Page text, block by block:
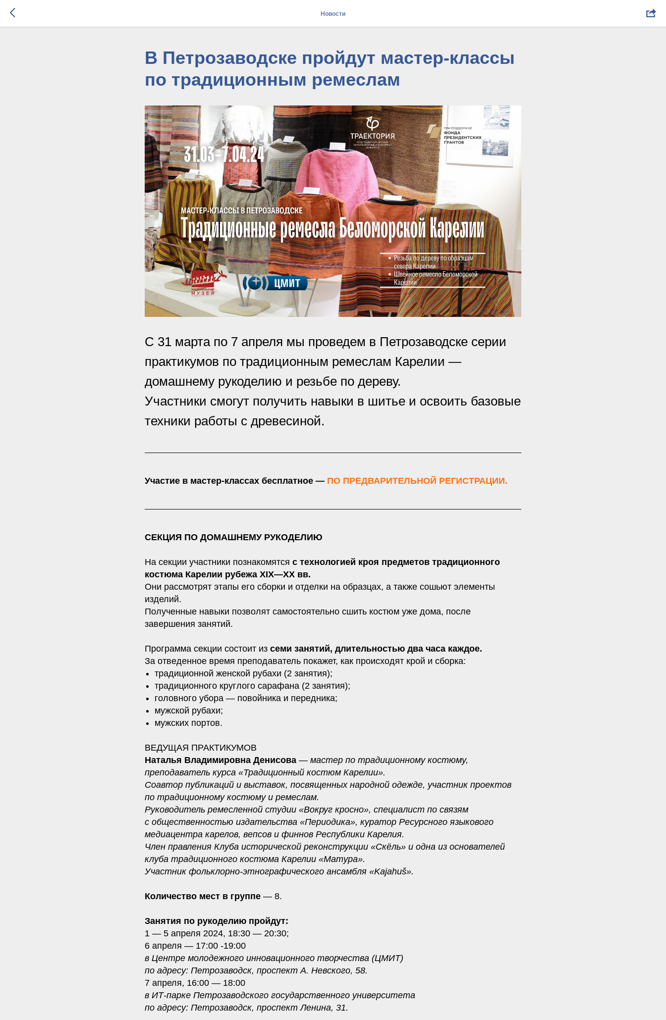
Новости
В Петрозаводске пройдут мастер-классы
по традиционным ремеслам
С 31 марта по 7 апреля мы проведем в Петрозаводске серии
практикумов по традиционным ремеслам Карелии —
домашнему рукоделию и резьбе по дереву.
Участники смогут получить навыки в шитье и освоить базовые
техники работы с древесиной.
Участие в мастер-классах бесплатное — ПО ПРЕДВАРИТЕЛЬНОЙ РЕГИСТРАЦИИ.
СЕКЦИЯ ПО ДОМАШНЕМУ РУКОДЕЛИЮ
На секции участники познакомятся с технологией кроя предметов традиционного
костюма Карелии рубежа XIX—XX вв.
Они рассмотрят этапы его сборки и отделки на образцах, а также сошьют элементы
изделий.
Полученные навыки позволят самостоятельно сшить костюм уже дома, после
завершения занятий.
Программа секции состоит из семи занятий, длительностью два часа каждое.
За отведенное время преподаватель покажет, как происходят крой и сборка:
традиционной женской рубахи (2 занятия);
традиционного круглого сарафана (2 занятия);
головного убора — повойника и передника;
мужской рубахи;
мужских портов.
ВЕДУЩАЯ ПРАКТИКУМОВ
Наталья Владимировна Денисова — мастер по традиционному костюму,
преподаватель курса «Традиционный костюм Карелии».
Соавтор публикаций и выставок, посвященных народной одежде, участник проектов
по традиционному костюму и ремеслам.
Руководитель ремесленной студии «Вокруг кросно», специалист по связям
с общественностью издательства «Периодика», куратор Ресурсного языкового
медиацентра карелов, вепсов и финнов Республики Карелия.
Член правления Клуба исторической реконструкции «Скёль» и одна из основателей
клуба традиционного костюма Карелии «Матура».
Участник фольклорно-этнографического ансамбля «Kajahuš».
Количество мест в группе — 8.
Занятия по рукоделию пройдут:
1 — 5 апреля 2024, 18:30 — 20:30;
6 апреля — 17:00 -19:00
в Центре молодежного инновационного творчества (ЦМИТ)
по адресу: Петрозаводск, проспект А. Невского, 58.
7 апреля, 16:00 — 18:00
в ИТ-парке Петрозаводского государственного университета
по адресу: Петрозаводск, проспект Ленина, 31.